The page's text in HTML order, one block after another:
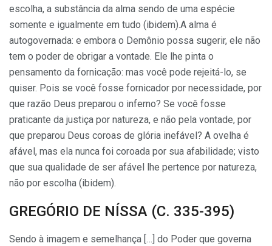
escolha, a substância da alma sendo de uma espécie
somente e igualmente em tudo (ibidem).A alma é
autogovernada: e embora o Demônio possa sugerir, ele não
tem o poder de obrigar a vontade. Ele lhe pinta o
pensamento da fornicação: mas você pode rejeitá-lo, se
quiser. Pois se você fosse fornicador por necessidade, por
que razão Deus preparou o inferno? Se você fosse
praticante da justiça por natureza, e não pela vontade, por
que preparou Deus coroas de glória inefável? A ovelha é
afável, mas ela nunca foi coroada por sua afabilidade; visto
que sua qualidade de ser afável lhe pertence por natureza,
não por escolha (ibidem).
GREGÓRIO DE NÍSSA (C. 335-395)
Sendo à imagem e semelhança […] do Poder que governa